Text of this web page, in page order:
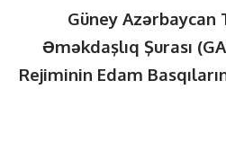
Güney Azərbaycan
Əməkdaşlıq Şurası
Rejiminin Edam